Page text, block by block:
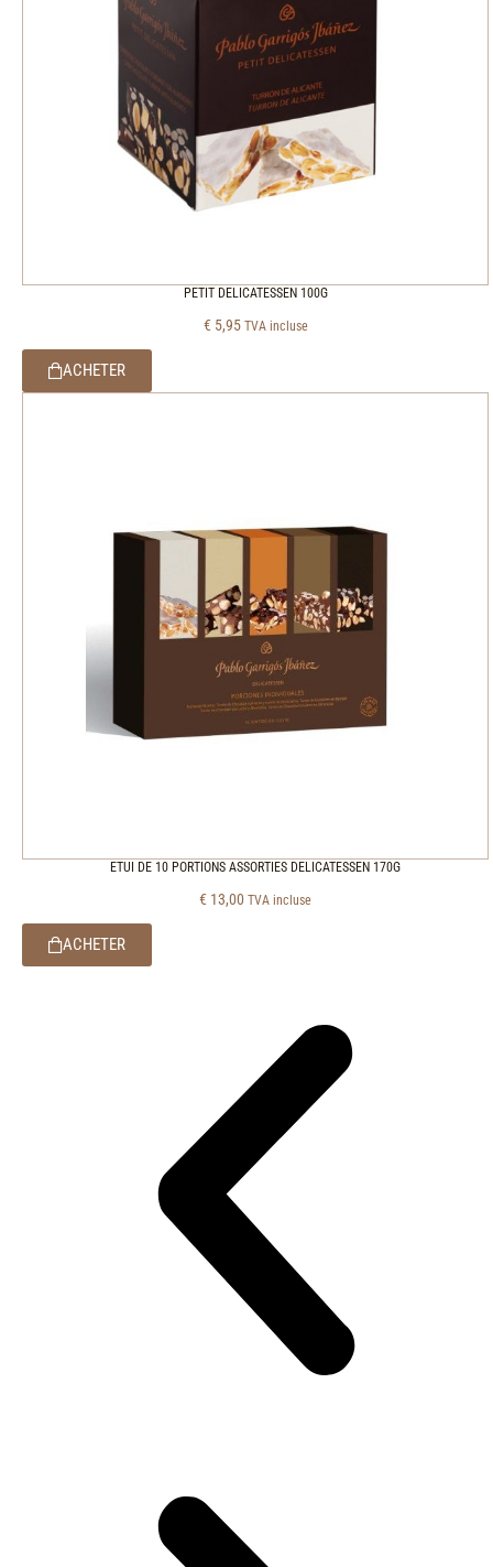
PETIT DELICATESSEN 100G
€ 5,95 TVA incluse
ACHETER
ETUI DE 10 PORTIONS ASSORTIES DELICATESSEN 170G
€ 13,00 TVA incluse
ACHETER